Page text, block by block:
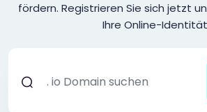
fördern. Registrieren Sie sich jetzt
Ihre Online-